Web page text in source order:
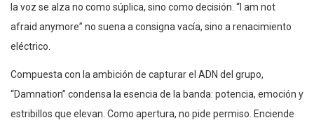
la voz se alza no como súplica, sino como decisión. “I am not
afraid anymore” no suena a consigna vacía, sino a renacimiento
eléctrico.
Compuesta con la ambición de capturar el ADN del grupo,
“Damnation” condensa la esencia de la banda: potencia, emoción y
estribillos que elevan. Como apertura, no pide permiso. Enciende